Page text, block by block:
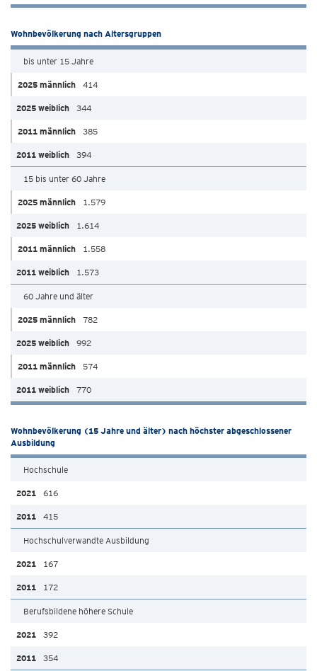
Wohnbevölkerung nach Altersgruppen
bis unter 15 Jahre
414
344
385
394
15 bis unter 60 Jahre
1.579
1.614
1.558
1.573
60 Jahre und älter
782
992
574
770
Wohnbevölkerung (15 Jahre und älter) nach höchster abgeschlossener
Ausbildung
Hochschule
616
415
Hochschulverwandte Ausbildung
167
172
Berufsbildene höhere Schule
392
354